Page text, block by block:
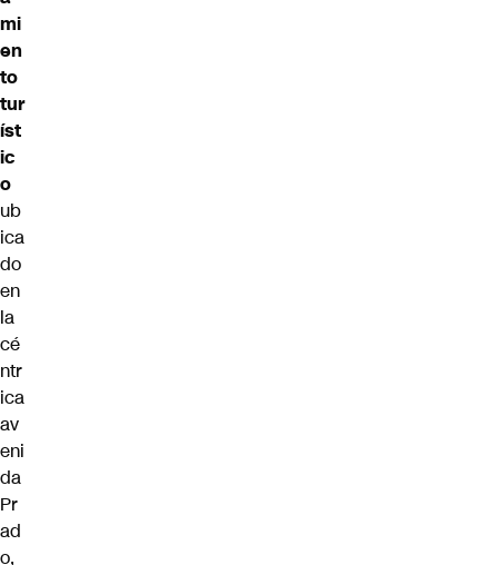
mi
en
to
tur
íst
ic
o
ub
ica
do
en
la
cé
ntr
ica
av
eni
da
Pr
ad
o,